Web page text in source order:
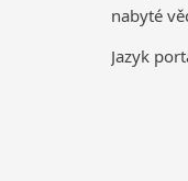
nabyté
Jazyk